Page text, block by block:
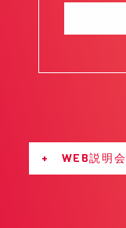
+ WEB説明会